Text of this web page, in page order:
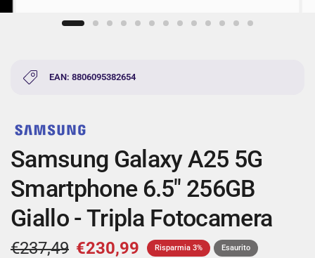
EAN: 8806095382654
Samsung Galaxy A25 5G
Smartphone 6.5" 256GB
Giallo - Tripla Fotocamera
€237,49 €230,99 Risparmia 3% Esaurito